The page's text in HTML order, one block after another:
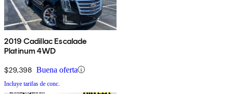
2019 Cadillac Escalade
Platinum 4WD
$29,398 Buena oferta
Incluye tarifas de conc.